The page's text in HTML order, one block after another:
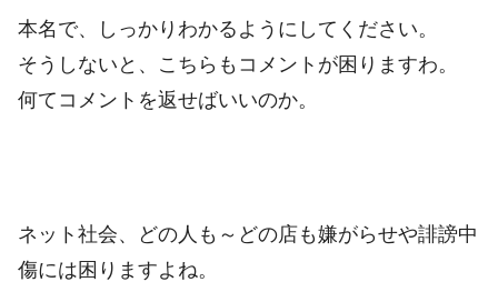
本名で、しっかりわかるようにしてください。
そうしないと、こちらもコメントが困りますわ。
何てコメントを返せばいいのか。
ネット社会、どの人も～どの店も嫌がらせや誹謗中
傷には困りますよね。